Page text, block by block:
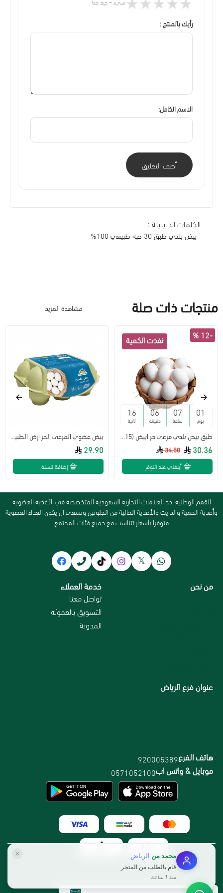
سيء – جيد جدا
رأيك بالمنتج :
الاسم الكامل:
أضف التعليق
الكلمات الدليليلة :
بيض بلدي طبق 30 حبه طبيعي 100%
منتجات ذات صلة مشاهدة المزيد
-12 %
01
يوم
07
ساعة
06
دقيقة
15
ثانية
34.50 30.36
أبلغني عند التوفر
29.90
إضافة للسلة
القمم الوطنية احد العلامات التجارية السعودية المتخصصة في الأغذية العضوية
وأغذية الحمية والدايت والأغذية الخالية من الجلوتين ونسعى ان يكون الغذاء العضوية
متوفرا بأسعار تتناسب مع جميع فئات المجتمع
من نحن خدمة العملاء
تواصل معنا
التسويق بالعمولة
المدونة
عنوان فرع الرياض
هاتف الفرع920005389
موبايل & واتس اب0571052100
الرقم الضريبي:
محمدمن الرياض
قام بالطلب من المتجر
منذ 1 ساعة